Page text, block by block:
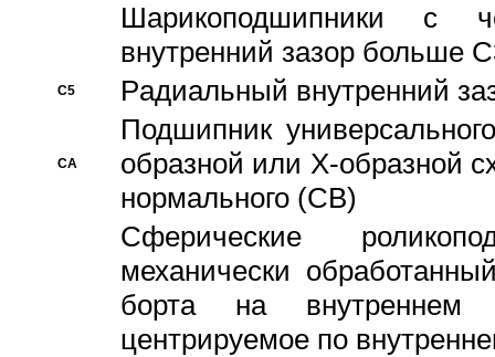
Шарикоподшипники с
внутренний зазор больше
C5 Pадиальный внутренний
CA
Подшипник
образной или Х-образной
нормального (CB)
Сферические
механически
борта на внутреннем
центрируемое по